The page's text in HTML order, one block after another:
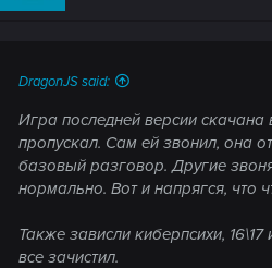
DragonJS said:
Игра последней версии скачана
пропускал. Сам ей звонил, она
базовый разговор. Другие
нормально. Вот и напрягся, что
Также зависли киберпсихи, 16\17
все зачистил.